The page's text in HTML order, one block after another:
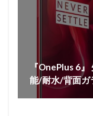
『OnePlus 6
能/耐水/背面ガ